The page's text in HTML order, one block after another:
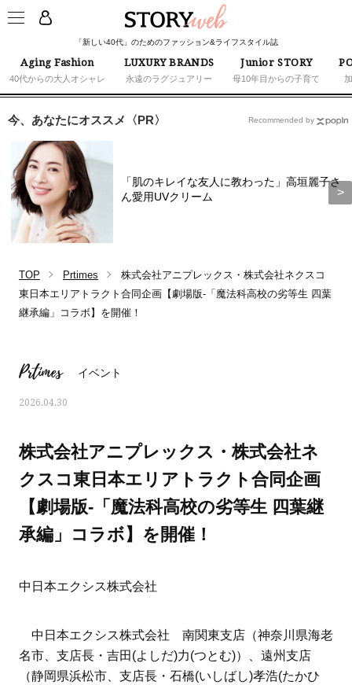
「新しい40代」のためのファッション&ライフスタイル誌
Aging Fashion
40代からの大人オシャレ
LUXURY BRANDS
永遠のラグジュアリー
Junior STORY
母10年目からの子育て
ス学」
タログ
今、あなたにオススメ〈PR〉
「肌のキレイな友人に教わった」高垣麗子さ
ん愛用UVクリーム
Recommended by
TOP Prtimes
株式会社アニプレックス・株式会社ネクスコ
東日本エリアトラクト合同企画【劇場版-「魔法科高校の劣等生 四葉
継承編」コラボ】を開催！
Prtimes イベント
2026.04.30
株式会社アニプレックス・株式会社ネ
クスコ東日本エリアトラクト合同企画
【劇場版-「魔法科高校の劣等生 四葉継
承編」コラボ】を開催！
中日本エクシス株式会社
中日本エクシス株式会社 南関東支店（神奈川県海老
名市、支店長・吉田(よしだ)力(つとむ)）、遠州支店
（静岡県浜松市、支店長・石橋(いしばし)孝浩(たかひ